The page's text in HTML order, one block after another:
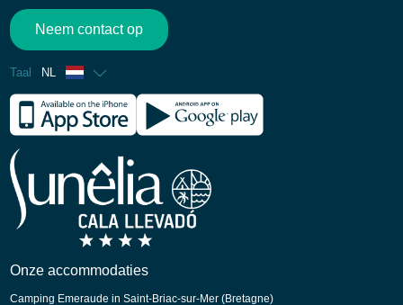
Neem contact op
Taal NL
Frans
Engels
Duits
Italiaans
Onze accommodaties
Camping Emeraude in Saint-Briac-sur-Mer (Bretagne)